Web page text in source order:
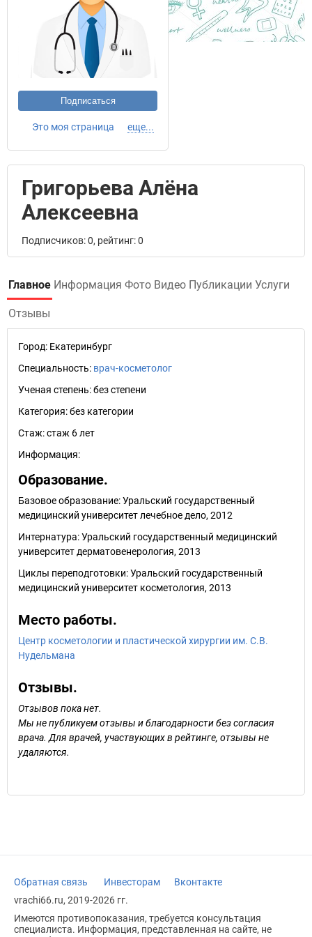
Подписаться
Это моя страница еще...
Григорьева Алёна
Алексеевна
Подписчиков: 0, рейтинг: 0
Главное Информация Фото Видео Публикации Услуги
Отзывы
Город: Екатеринбург
Специальность: врач-косметолог
Ученая степень:без степени
Категория:без категории
Стаж:стаж 6 лет
Информация:
Образование.
Базовое образование: Уральский государственный
медицинский университет лечебное дело, 2012
Интернатура: Уральский государственный медицинский
университет дерматовенерология, 2013
Циклы переподготовки: Уральский государственный
медицинский университет косметология, 2013
Место работы.
Центр косметологии и пластической хирургии им. С.В.
Нудельмана
Отзывы.
Отзывов пока нет.
Мы не публикуем отзывы и благодарности без согласия
врача. Для врачей, участвующих в рейтинге, отзывы не
удаляются.
Обратная связь Инвесторам
Вконтакте
vrachi66.ru, 2019-2026 гг.
Имеются противопоказания, требуется консультация
специалиста. Информация, представленная на сайте, не